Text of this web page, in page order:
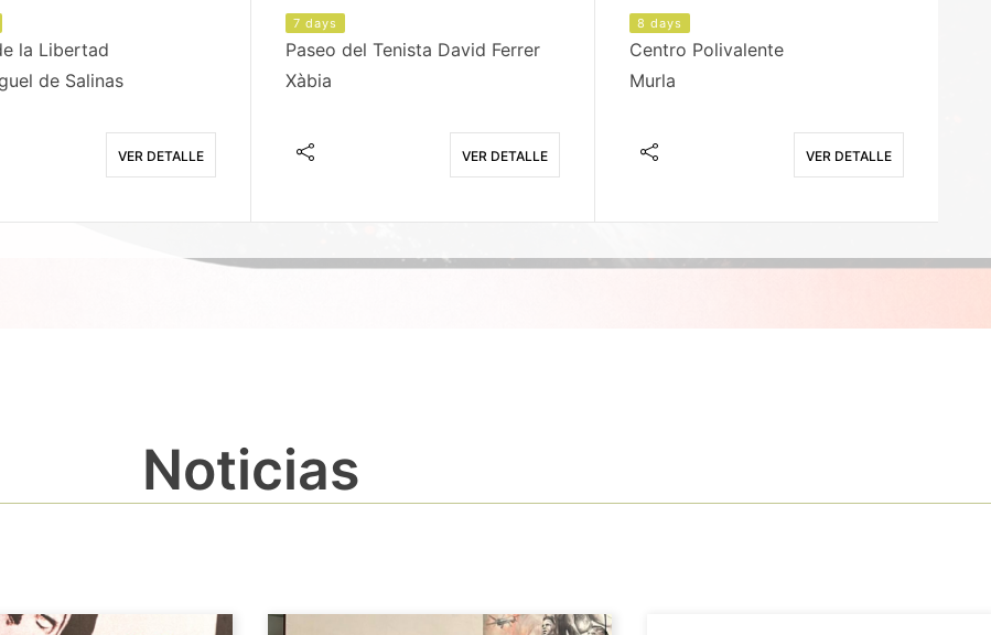
la Libertad
de Salinas
VER DETALLE
7 days
Paseo del Tenista David Ferrer
Xàbia
VER DETALLE
8 days
Centro Polivalente
Murla
VER DETALLE
Noticias